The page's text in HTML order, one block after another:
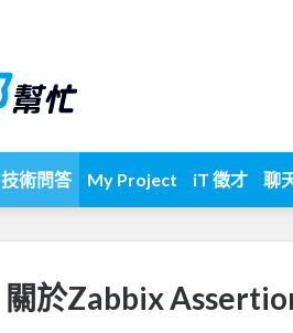
技術問答 My Project iT 徵才 聊
關於Zabbix